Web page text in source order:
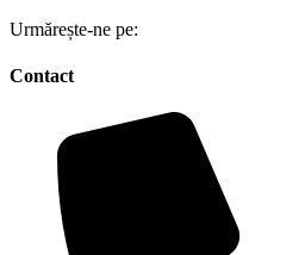
Urmărește-ne pe:
Contact